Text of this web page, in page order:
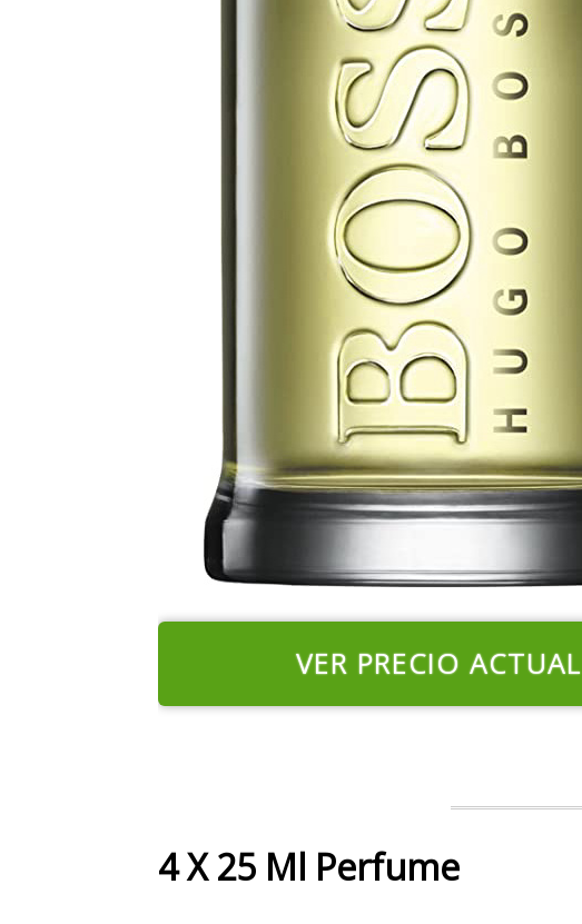
VER PRECIO ACTUAL
4 X 25 Ml Perfume